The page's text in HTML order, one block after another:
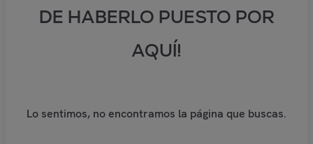
DE HABERLO PUESTO POR
AQUÍ!
Lo sentimos, no encontramos la página que buscas.